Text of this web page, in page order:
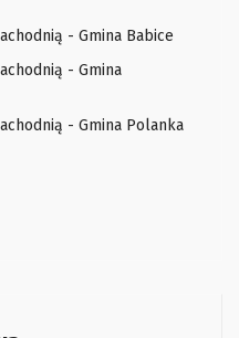
- Gmina Babice
- Gmina
- Gmina Polanka